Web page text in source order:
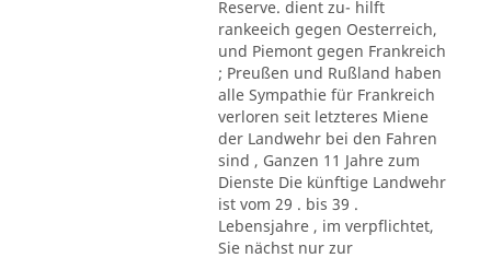
Reserve. dient zu- hilft
rankeeich gegen Oesterreich,
und Piemont gegen Frankreich
; Preußen und Rußland haben
alle Sympathie für Frankreich
verloren seit letzteres Miene
der Landwehr bei den Fahren
sind , Ganzen 11 Jahre zum
Dienste Die künftige Landwehr
ist vom 29 . bis 39 .
Lebensjahre , im verpflichtet,
Sie nächst nur zur